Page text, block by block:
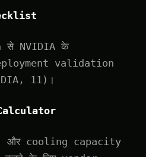
से NVIDIA के
validation
11)।
और cooling capacity